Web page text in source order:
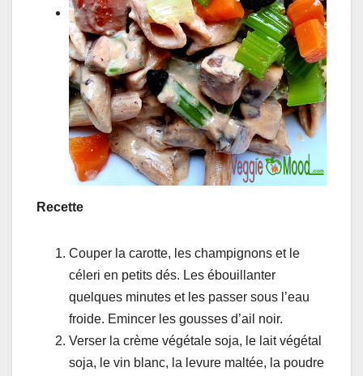
Recette
Couper la carotte, les champignons et le
céleri en petits dés. Les ébouillanter
quelques minutes et les passer sous l’eau
froide. Emincer les gousses d’ail noir.
Verser la crème végétale soja, le lait végétal
soja, le vin blanc, la levure maltée, la poudre